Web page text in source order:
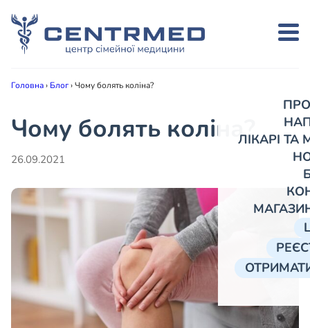
ЛІКАРІ
Головна› Блог›Чому болять коліна?
Чому болять коліна?
26.09.2021